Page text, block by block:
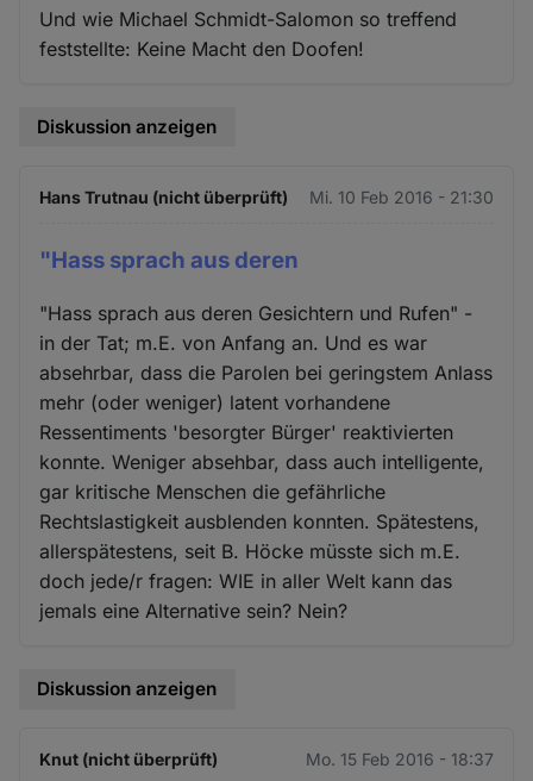
Und wie Michael Schmidt-Salomon so treffend
feststellte: Keine Macht den Doofen!
Diskussion anzeigen
Hans Trutnau (nicht überprüft) Mi. 10 Feb 2016 - 21:30
"Hass sprach aus deren
"Hass sprach aus deren Gesichtern und Rufen" -
in der Tat; m.E. von Anfang an. Und es war
absehrbar, dass die Parolen bei geringstem Anlass
mehr (oder weniger) latent vorhandene
Ressentiments 'besorgter Bürger' reaktivierten
konnte. Weniger absehbar, dass auch intelligente,
gar kritische Menschen die gefährliche
Rechtslastigkeit ausblenden konnten. Spätestens,
allerspätestens, seit B. Höcke müsste sich m.E.
doch jede/r fragen: WIE in aller Welt kann das
jemals eine Alternative sein? Nein?
Diskussion anzeigen
Knut (nicht überprüft) Mo. 15 Feb 2016 - 18:37